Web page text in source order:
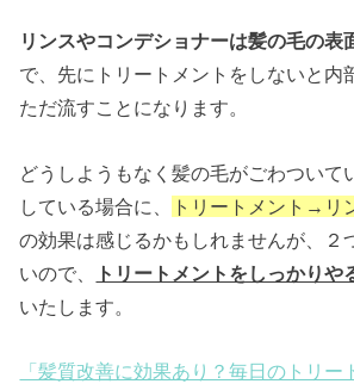
リンスやコンデショナーは髪の毛の表
で、先にトリートメントをしないと内
ただ流すことになります。
どうしようもなく髪の毛がごわついて
している場合に、
トリートメント→リ
の効果は感じるかもしれませんが、２
いので、
トリートメントをしっかりや
いたします。
「髪質改善に効果あり？毎日のトリー